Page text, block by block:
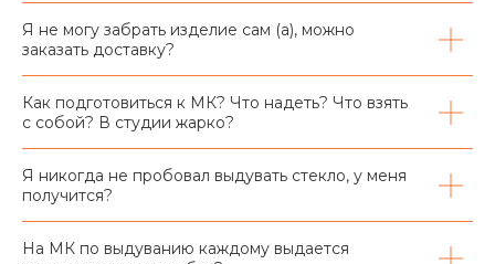
Я не могу забрать изделие сам (а), можно
заказать доставку?
Как подготовиться к МК? Что надеть? Что взять
с собой? В студии жарко?
Я никогда не пробовал выдувать стекло, у меня
получится?
На МК по выдуванию каждому выдается